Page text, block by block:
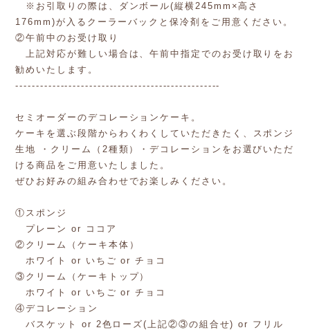
※お引取りの際は、ダンボール(縦横245mm×高さ
176mm)が入るクーラーバックと保冷剤をご用意ください。
②午前中のお受け取り
上記対応が難しい場合は、午前中指定でのお受け取りをお
勧めいたします。
--------------------------------------------------
セミオーダーのデコレーションケーキ。
ケーキを選ぶ段階からわくわくしていただきたく、スポンジ
生地 ・クリーム（2種類）・デコレーションをお選びいただ
ける商品をご用意いたしました。
ぜひお好みの組み合わせでお楽しみください。
①スポンジ
プレーン or ココア
②クリーム（ケーキ本体）
ホワイト or いちご or チョコ
③クリーム（ケーキトップ）
ホワイト or いちご or チョコ
④デコレーション
バスケット or 2色ローズ(上記②③の組合せ) or フリル